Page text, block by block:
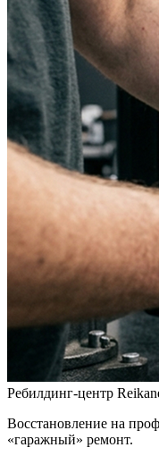
Ребилдинг-центр
Восстановление на
«гаражный» ремонт.